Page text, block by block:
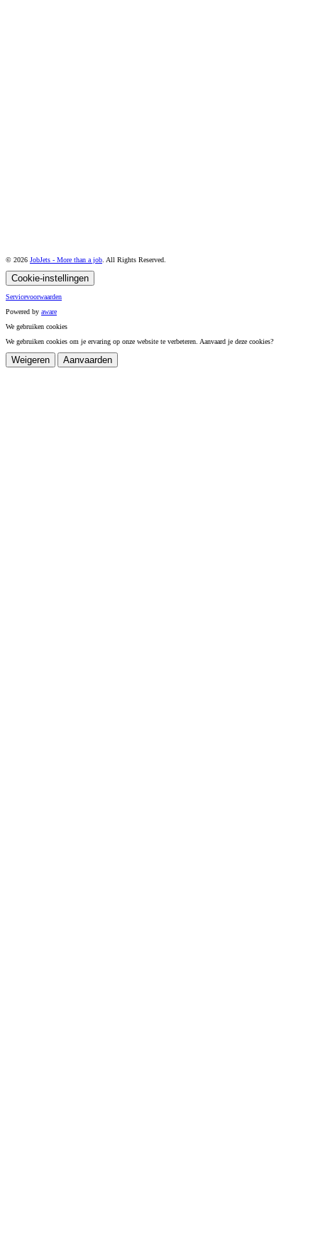
© 2026 JobJets - More than a job . All Rights Reserved.
Cookie-instellingen
Servicevoorwaarden
Powered by aware
We gebruiken cookies
We gebruiken cookies om je ervaring op onze website te verbeteren. Aanvaard je deze cookies?
Weigeren Aanvaarden